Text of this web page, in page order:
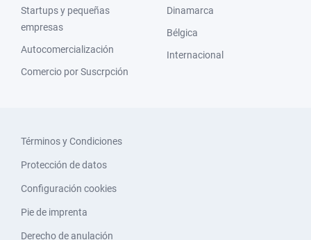
Startups y pequeñas
empresas
Autocomercialización
Comercio por Suscrpción
Dinamarca
Bélgica
Internacional
Términos y Condiciones
Protección de datos
Configuración cookies
Pie de imprenta
Derecho de anulación